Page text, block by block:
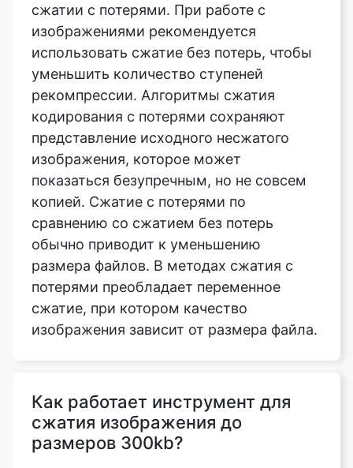
уменьшить количество ступеней
рекомпрессии. Алгоритмы сжатия
кодирования с потерями сохраняют
представление исходного несжатого
изображения, которое может
показаться безупречным, но не совсем
копией. Сжатие с потерями по
сравнению со сжатием без потерь
обычно приводит к уменьшению
размера файлов. В методах сжатия с
потерями преобладает переменное
сжатие, при котором качество
изображения зависит от размера файла.
Как работает инструмент для
Нажмите «Выбрать файл», чтобы
загрузить изображение со своего
устройства, или используйте